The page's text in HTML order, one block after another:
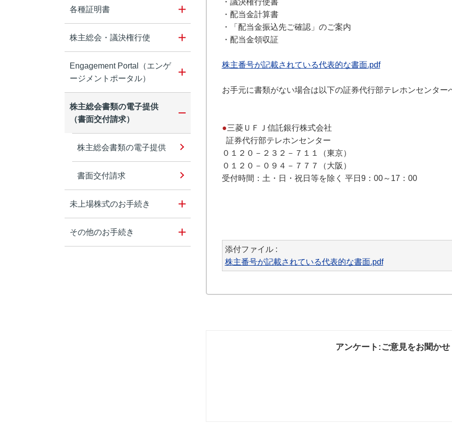
各種証明書
株主総会・議決権行使
Engagement Portal（エンゲ
ージメントポータル）
株主総会書類の電子提供
（書面交付請求）
株主総会書類の電子提供
書面交付請求
未上場株式のお手続き
その他のお手続き
・議決権行使書
・配当金計算書
・「配当金振込先ご確認」のご案内
・配当金領収証
株主番号が記載されている代表的な書面.pdf
お手元に書類がない場合は以下の証券代行部テレホンセンター
●三菱ＵＦＪ信託銀行株式会社
証券代行部テレホンセンター
０１２０－２３２－７１１（東京）
０１２０－０９４－７７７（大阪）
受付時間：土・日・祝日等を除く 平日9：00～17：00
添付ファイル :
株主番号が記載されている代表的な書面.pdf
アンケート:ご意見をお聞か